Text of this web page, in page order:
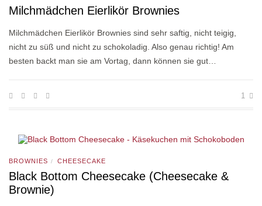
Milchmädchen Eierlikör Brownies
Milchmädchen Eierlikör Brownies sind sehr saftig, nicht teigig,
nicht zu süß und nicht zu schokoladig. Also genau richtig! Am
besten backt man sie am Vortag, dann können sie gut…
1
BROWNIES / CHEESECAKE
Black Bottom Cheesecake (Cheesecake &
Brownie)